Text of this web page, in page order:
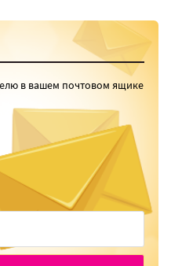
в вашем почтовом ящике